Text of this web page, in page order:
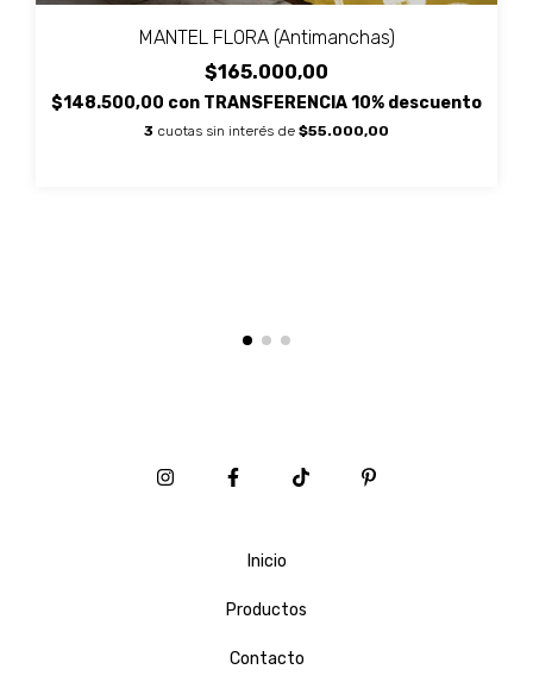
MANTEL FLORA (Antimanchas)
$165.000,00
$148.500,00 con TRANSFERENCIA 10% descuento
3 cuotas sin interés de $55.000,00
Inicio
Productos
Contacto